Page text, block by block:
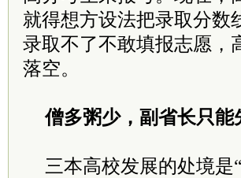
就得想方设法把录取分数
录取不了不敢填报志愿，
落空。
僧多粥少，副省长只能
三本高校发展的处境